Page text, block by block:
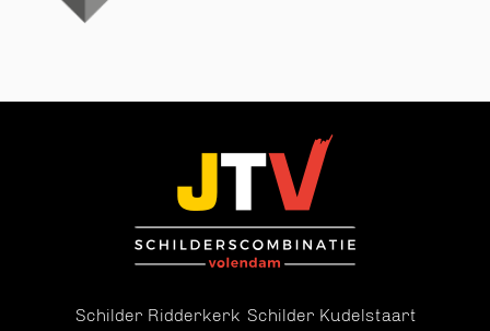
Schilder Ridderkerk Schilder Kudelstaart